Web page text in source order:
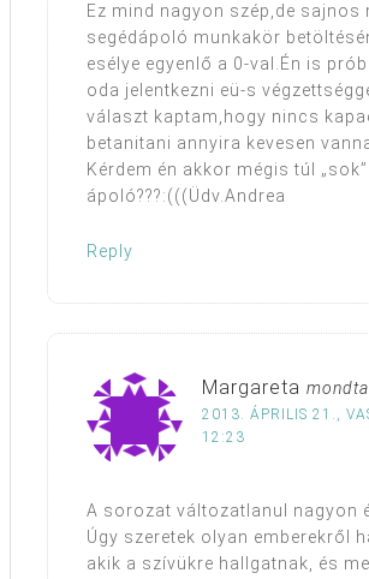
Ez mind nagyon szép,de sajnos
segédápoló munkakör
esélye egyenlő a 0-val.Én is
oda jelentkezni eü-s
választ kaptam,hogy nincs
betanitani annyira kevesen
Kérdem én akkor mégis túl
ápoló???:(((Üdv.Andrea
Reply
Margareta mondta
2013. ÁPRILIS 21.,
12:23
A sorozat változatlanul nagyon
Úgy szeretek olyan emberekről
akik a szívükre hallgatnak, és